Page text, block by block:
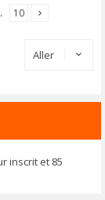
10
Aller
inscrit et 85